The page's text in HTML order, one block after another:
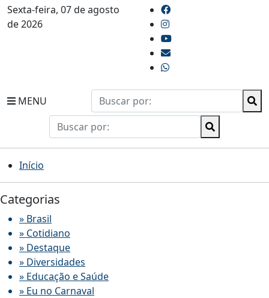
Sexta-feira, 07 de agosto
de 2026
MENU
Início
Categorias
» Brasil
» Cotidiano
» Destaque
» Diversidades
» Educação e Saúde
» Eu no Carnaval